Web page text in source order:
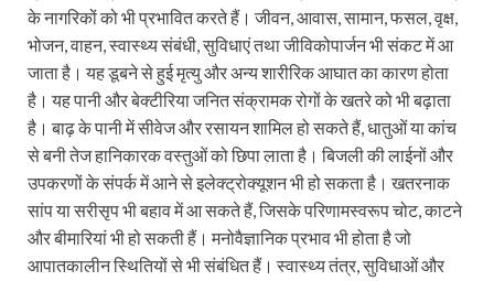
के नागरिकों को भी प्रभावित करते हैं। जीवन, आवास, सामान, फसल, वृक्ष,
भोजन, वाहन, स्वास्थ्य संबंधी, सुविधाएं तथा जीविकोपार्जन भी संकट में आ
जाता है। यह डूबने से हुई मृत्यु और अन्य शारीरिक आघात का कारण होता
है। यह पानी और बेक्टीरिया जनित संक्रामक रोगों के खतरे को भी बढ़ाता
है। बाढ़ के पानी में सीवेज और रसायन शामिल हो सकते हैं, धातुओं या कांच
से बनी तेज हानिकारक वस्तुओं को छिपा लाता है। बिजली की लाईनों और
उपकरणों के संपर्क में आने से इलेक्ट्रोक्यूशन भी हो सकता है। खतरनाक
सांप या सरीसृप भी बहाव में आ सकते हैं, जिसके परिणामस्वरूप चोट, काटने
और बीमारियां भी हो सकती हैं। मनोवैज्ञानिक प्रभाव भी होता है जो
आपातकालीन स्थितियों से भी संबंधित हैं। स्वास्थ्य तंत्र, सुविधाओं और